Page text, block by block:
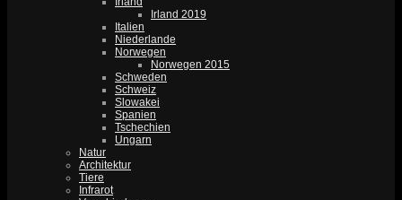
Irland 2019
Italien
Niederlande
Norwegen
Norwegen 2015
Schweden
Schweiz
Slowakei
Spanien
Tschechien
Ungarn
Natur
Architektur
Tiere
Infrarot